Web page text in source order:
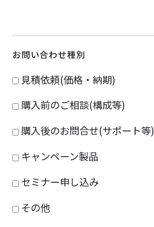
お問い合わせ種別
見積依頼(価格・納期)
購入前のご相談(構成等)
購入後のお問合せ(サポート等)
キャンペーン製品
セミナー申し込み
その他